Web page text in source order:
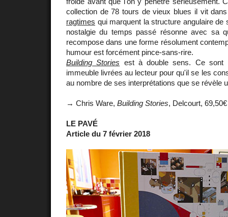
collection de 78 tours de vieux blues il vit
ragtimes qui marquent la structure angulaire de
nostalgie du temps passé résonne avec sa
recompose dans une forme résolument
humour est forcément pince-sans-rire.
Building Stories est à double sens. Ce sont
immeuble livrées au lecteur pour qu'il se les
au nombre de ses interprétations que se révèle
→ Chris Ware, Building Stories, Delcourt, 69,50€
LE PAVÉ
Article du 7 février 2018